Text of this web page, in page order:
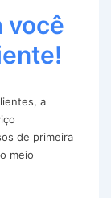
você
a
de primeira
meio